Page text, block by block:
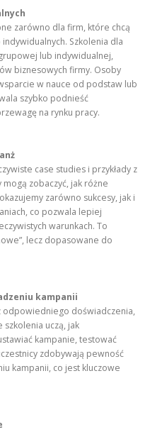
zarówno dla firm, które chcą
Szkolenia dla
lub indywidualnej,
biznesowych firmy. Osoby
w nauce od podstaw lub
szybko podnieść
na rynku pracy.
case studies i przykłady z
zobaczyć, jak różne
zarówno sukcesy, jak i
co pozwala lepiej
warunkach. To
lecz dopasowane do
kampanii
doświadczenia,
szkolenia uczą, jak
kampanie, testować
zdobywają pewność
kampanii, co jest kluczowe